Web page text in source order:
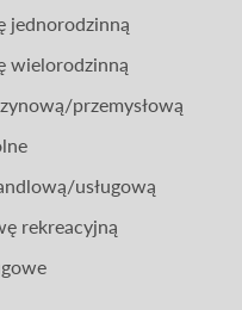
jednorodzinną
wielorodzinną
przemysłową
usługową
rekreacyjną